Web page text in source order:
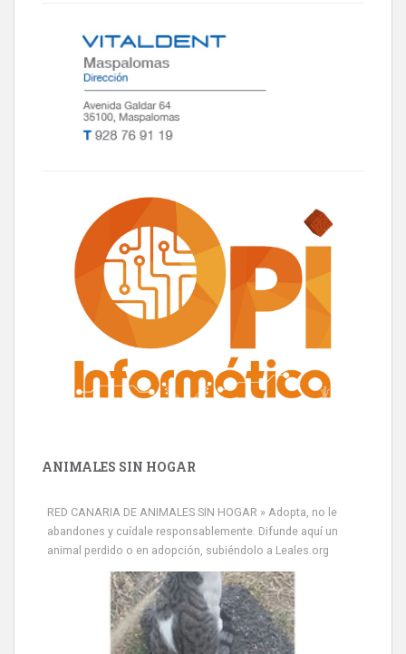
ANIMALES SIN HOGAR
RED CANARIA DE ANIMALES SIN HOGAR » Adopta, no le
abandones y cuídale responsablemente. Difunde aquí un
animal perdido o en adopción, subiéndolo a Leales.org